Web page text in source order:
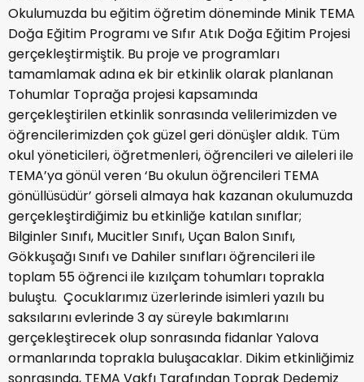
Okulumuzda bu eğitim öğretim döneminde Minik TEMA
Doğa Eğitim Programı ve Sıfır Atık Doğa Eğitim Projesi
gerçekleştirmiştik. Bu proje ve programları
tamamlamak adına ek bir etkinlik olarak planlanan
Tohumlar Toprağa projesi kapsamında
gerçekleştirilen etkinlik sonrasında velilerimizden ve
öğrencilerimizden çok güzel geri dönüşler aldık. Tüm
okul yöneticileri, öğretmenleri, öğrencileri ve aileleri ile
TEMA’ya gönül veren ‘Bu okulun öğrencileri TEMA
gönüllüsüdür’ görseli almaya hak kazanan okulumuzda
gerçekleştirdiğimiz bu etkinliğe katılan sınıflar;
Bilginler Sınıfı, Mucitler Sınıfı, Uçan Balon Sınıfı,
Gökkuşağı Sınıfı ve Dahiler sınıfları öğrencileri ile
toplam 55 öğrenci ile kızılçam tohumları toprakla
buluştu. Çocuklarımız üzerlerinde isimleri yazılı bu
saksılarını evlerinde 3 ay süreyle bakımlarını
gerçekleştirecek olup sonrasında fidanlar Yalova
ormanlarında toprakla buluşacaklar. Dikim etkinliğimiz
sonrasında, TEMA Vakfı Tarafından Toprak Dedemiz